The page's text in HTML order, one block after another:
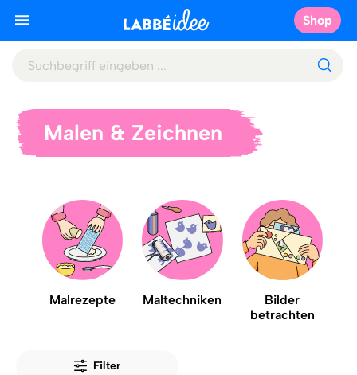
Shop
Malen & Zeichnen
Malrezepte Maltechniken
Bilder
betrachten
Filter